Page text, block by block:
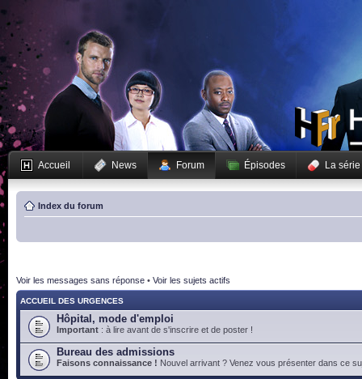
Accueil News Forum Épisodes La série
Index du forum
Voir les messages sans réponse • Voir les sujets actifs
ACCUEIL DES URGENCES
Hôpital, mode d'emploi
Important : à lire avant de s'inscrire et de poster !
Bureau des admissions
Faisons connaissance ! Nouvel arrivant ? Venez vous présenter dans ce